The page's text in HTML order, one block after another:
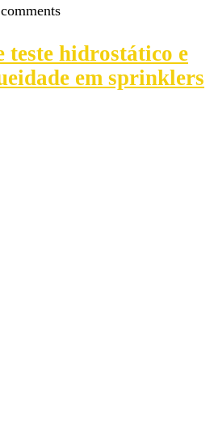
teste hidrostático e
em sprinklers